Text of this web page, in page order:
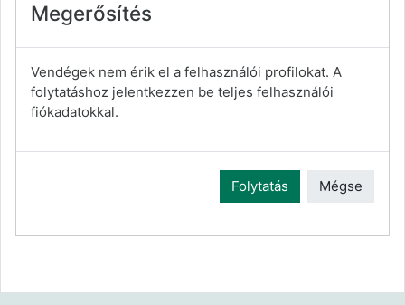
Megerősítés
Vendégek nem érik el a felhasználói profilokat. A
folytatáshoz jelentkezzen be teljes felhasználói
fiókadatokkal.
Folytatás Mégse